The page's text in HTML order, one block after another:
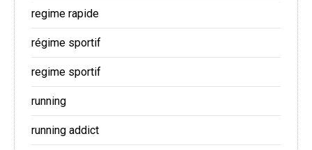
regime rapide
régime sportif
regime sportif
running
running addict